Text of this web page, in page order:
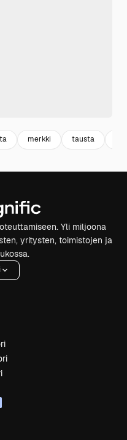
merkki tausta
Yli miljoona
yritysten, toimistojen ja